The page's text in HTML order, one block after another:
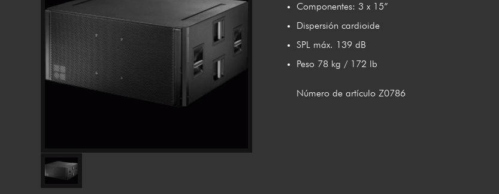
Componentes: 3 x 15”
Dispersión cardioide
SPL máx. 139 dB
Peso 78 kg / 172 lb
Número de artículo Z0786